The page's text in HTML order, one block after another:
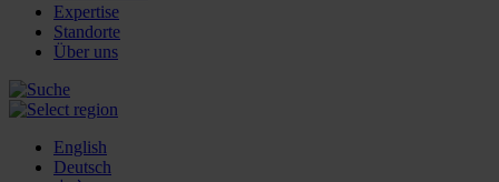
Expertise
Standorte
Über uns
English
Deutsch